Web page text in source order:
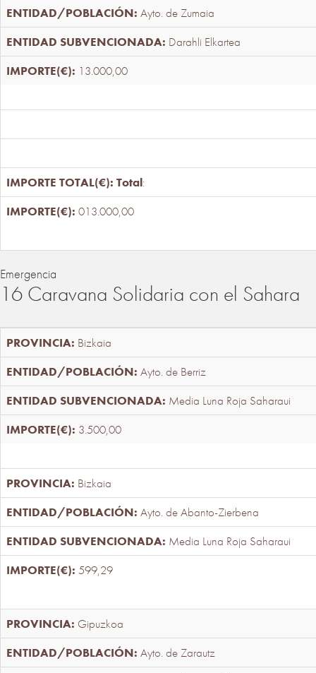
Ayto. de Zumaia
Darahli Elkartea
13.000,00
Total:
013.000,00
Emergencia
16 Caravana Solidaria con el Sahara
Bizkaia
Ayto. de Berriz
Media Luna Roja Saharaui
3.500,00
Bizkaia
Ayto. de Abanto-Zierbena
Media Luna Roja Saharaui
599,29
Gipuzkoa
Ayto. de Zarautz